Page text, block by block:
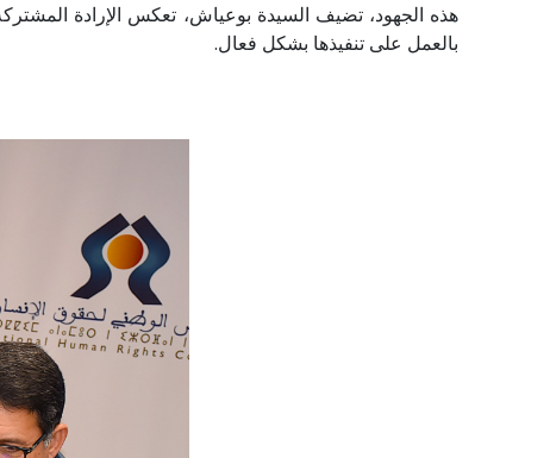
هذه الجهود، تضيف السيدة بوعياش، تعكس الإرادة
بالعمل على تنفيذها بشكل فعال.